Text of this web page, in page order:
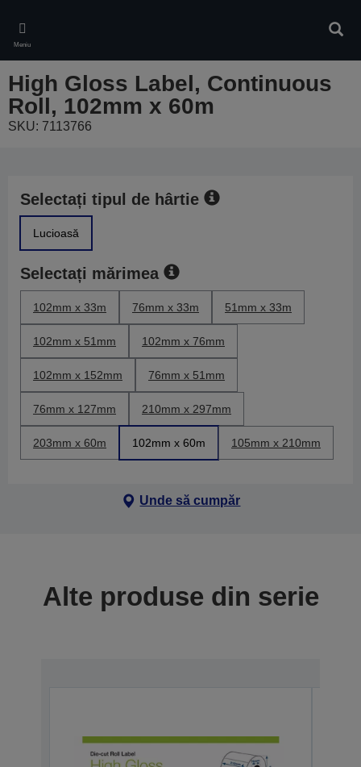
main
content
Meniu
High Gloss Label, Continuous
Roll, 102mm x 60m
SKU: 7113766
Selectați tipul de hârtie
Lucioasă
Selectați mărimea
102mm x 33m 76mm x 33m 51mm x 33m
102mm x 51mm 102mm x 76mm
102mm x 152mm 76mm x 51mm
76mm x 127mm 210mm x 297mm
203mm x 60m 102mm x 60m 105mm x 210mm
Unde să cumpăr
Alte produse din serie